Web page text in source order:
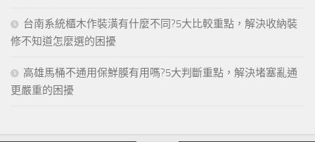
台南系統櫃木作裝潢有什麼不同?5大比較重點，解決收納裝
修不知道怎麼選的困擾
高雄馬桶不通用保鮮膜有用嗎?5大判斷重點，解決堵塞亂通
更嚴重的困擾